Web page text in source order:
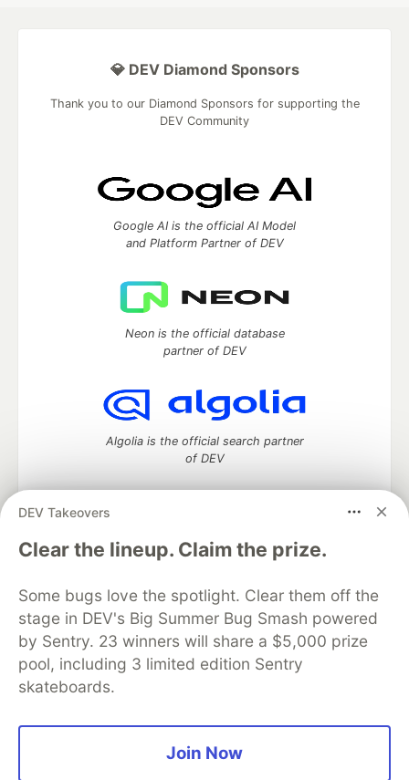
DEV Takeovers
Clear the lineup. Claim the prize.
Some bugs love the spotlight. Clear them off the
stage in DEV's Big Summer Bug Smash powered
by Sentry. 23 winners will share a $5,000 prize
pool, including 3 limited edition Sentry
skateboards.
Join Now
💎 DEV Diamond Sponsors
Thank you to our Diamond Sponsors for supporting the
DEV Community
Google AI is the official AI Model
and Platform Partner of DEV
Neon is the official database
partner of DEV
Algolia is the official search partner
of DEV
DEV Community— A space to discuss and keep up software
development and manage your software career
DEV Education Tracks
DEV Help
Advertise on DEV
Organization Accounts
DEV Showcase About
Contact
Free Postgres Database
DEV Shop
MLH
Code of Conduct
Privacy Policy
Terms of Use
Built on
Forem — the software that powers
and other inclusive communities.